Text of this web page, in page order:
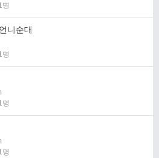
명
니순대
명
명
명